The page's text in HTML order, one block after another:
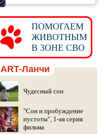
ПОМОГАЕМ
ЖИВОТНЫМ
В ЗОНЕ СВО
ART-Ланчи
Чудесный сон
"Сон и пробуждение
пустоты", 1-ая серия
фильма